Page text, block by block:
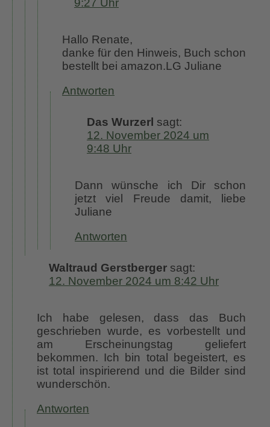
Hallo Renate,
danke für den Hinweis, Buch schon
bestellt bei amazon.LG Juliane
Antworten
Das Wurzerl sagt:
12. November 2024 um
9:48 Uhr
Dann wünsche ich Dir schon
jetzt viel Freude damit, liebe
Juliane
Antworten
Waltraud Gerstberger sagt:
12. November 2024 um 8:42 Uhr
Ich habe gelesen, dass das Buch
geschrieben wurde, es vorbestellt und
am Erscheinungstag geliefert
bekommen. Ich bin total begeistert, es
ist total inspirierend und die Bilder sind
wunderschön.
Antworten